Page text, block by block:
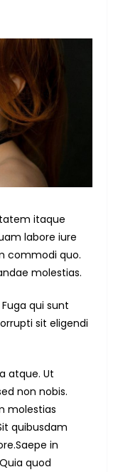
itaque
labore iure
commodi quo.
molestias.
qui sunt
sit eligendi
atque. Ut
non nobis.
molestias
quibusdam
in
quod